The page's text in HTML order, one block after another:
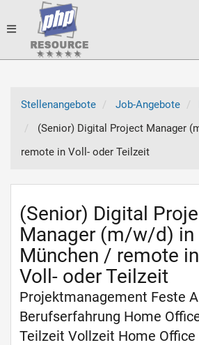
Toggle
Stellenangebote
Job-Angebote
(Senior) Digital Project Manager
remote in Voll- oder Teilzeit
(Senior) Digital
Manager (m/w/d) in
München / remote in
Voll- oder Teilzeit
Projektmanagement Feste
Berufserfahrung Home
Teilzeit Vollzeit Home